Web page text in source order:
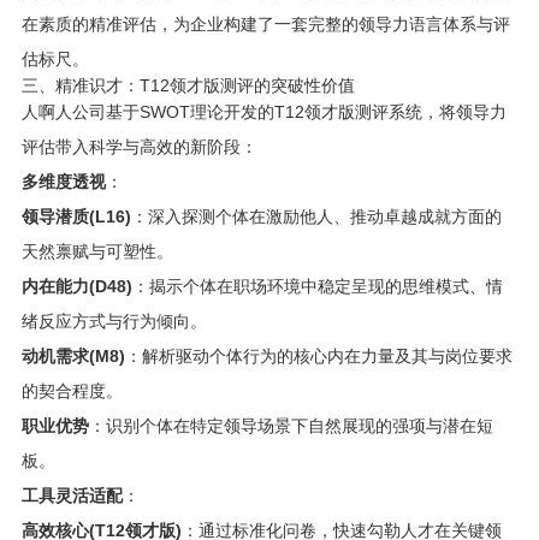
在素质的精准评估，为企业构建了一套完整的领导力语言体系与评
估标尺。
三、精准识才：T12领才版测评的突破性价值
人啊人公司基于SWOT理论开发的T12领才版测评系统，将领导力
评估带入科学与高效的新阶段：
多维度透视：
领导潜质(L16) ：深入探测个体在激励他人、推动卓越成就方面的
天然禀赋与可塑性。
内在能力(D48) ：揭示个体在职场环境中稳定呈现的思维模式、情
绪反应方式与行为倾向。
动机需求(M8) ：解析驱动个体行为的核心内在力量及其与岗位要求
的契合程度。
职业优势：识别个体在特定领导场景下自然展现的强项与潜在短
板。
工具灵活适配：
高效核心(T12领才版) ：通过标准化问卷，快速勾勒人才在关键领